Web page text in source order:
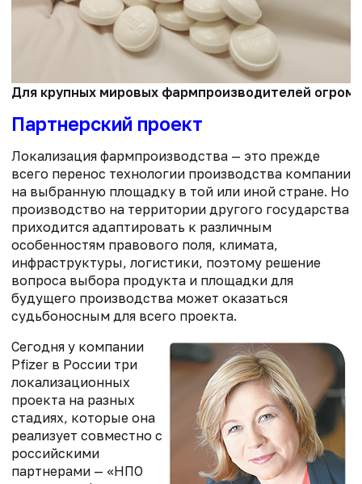
Для крупных мировых фармпроизводителей
Партнерский проект
Локализация фармпроизводства — это прежде
всего перенос технологии производства компании
на выбранную площадку в той или иной стране. Но
производство на территории другого государства
приходится адаптировать к различным
особенностям правового поля, климата,
инфраструктуры, логистики, поэтому решение
вопроса выбора продукта и площадки для
будущего производства может оказаться
судьбоносным для всего проекта.
Сегодня у компании
Pfizer в России три
локализационных
проекта на разных
стадиях, которые она
реализует совместно с
российскими
партнерами — «НПО